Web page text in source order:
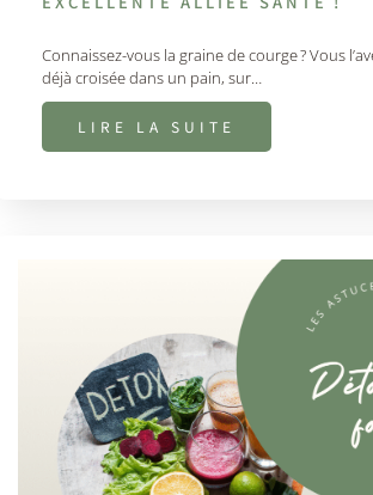
Connaissez-vous la graine de courge ? Vous
déjà croisée dans un pain, sur…
LIRE LA SUITE